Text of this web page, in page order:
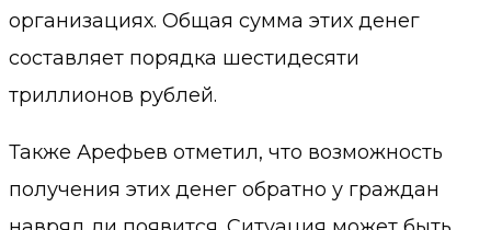
организациях. Общая сумма этих денег
составляет порядка шестидесяти
триллионов рублей.
Также Арефьев отметил, что возможность
получения этих денег обратно у граждан